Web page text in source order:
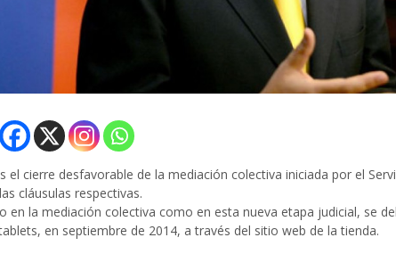
el cierre desfavorable de la mediación colectiva iniciada por el
cláusulas respectivas.
en la mediación colectiva como en esta nueva etapa judicial, se
en septiembre de 2014, a través del sitio web de la tienda.